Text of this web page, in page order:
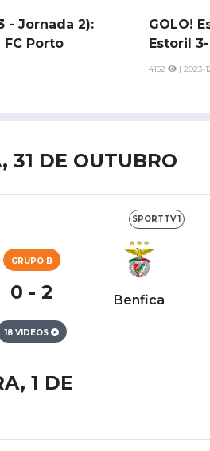
- Jornada 2):
FC Porto
GOLO!
Estoril
4152 | 2023-
31 DE OUTUBRO
SPORTTV 1
GRUPO B
0 - 2 Benfica
18 VIDEOS
1 DE